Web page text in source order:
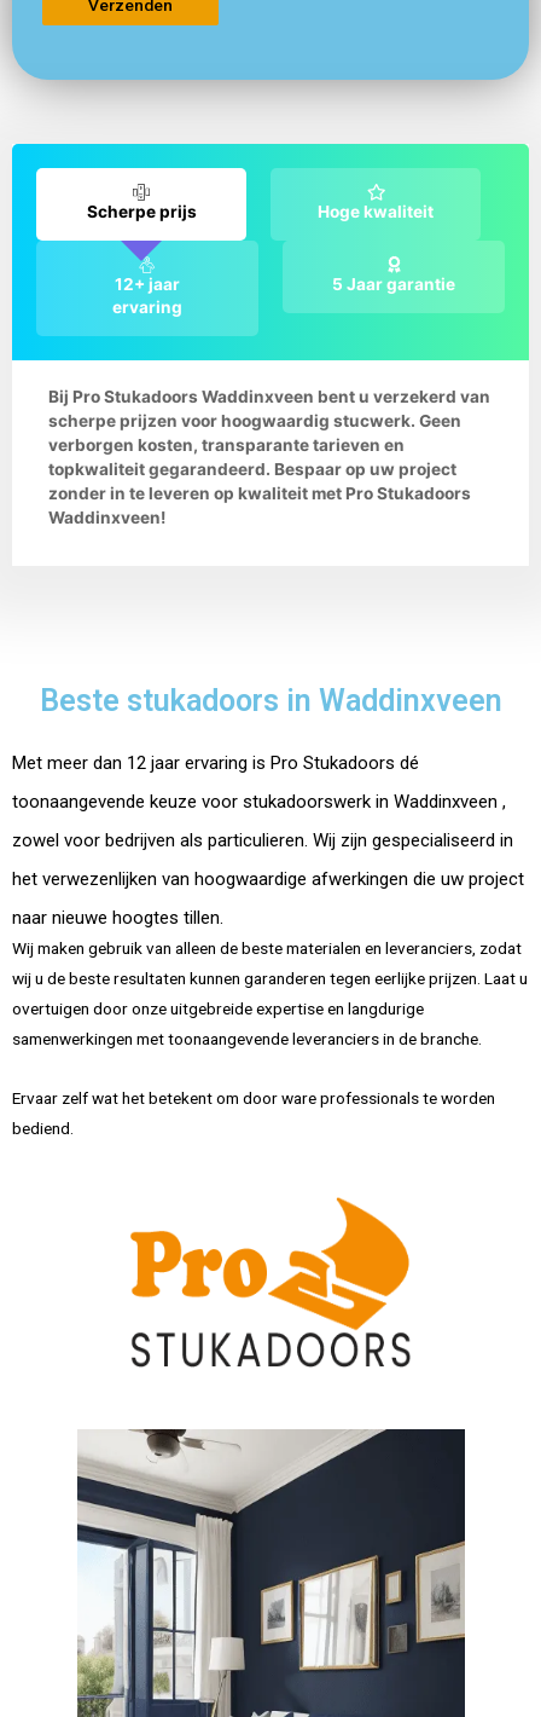
Scherpe prijs Hoge kwaliteit
12+ jaar
ervaring
5 Jaar garantie
Bij Pro Stukadoors Waddinxveen bent u verzekerd van
scherpe prijzen voor hoogwaardig stucwerk. Geen
verborgen kosten, transparante tarieven en
topkwaliteit gegarandeerd. Bespaar op uw project
zonder in te leveren op kwaliteit met Pro Stukadoors
Waddinxveen!
Beste stukadoors in Waddinxveen
Met meer dan 12 jaar ervaring is Pro Stukadoors dé
toonaangevende keuze voor stukadoorswerk in Waddinxveen ,
zowel voor bedrijven als particulieren. Wij zijn gespecialiseerd in
het verwezenlijken van hoogwaardige afwerkingen die uw project
naar nieuwe hoogtes tillen.
Wij maken gebruik van alleen de beste materialen en leveranciers, zodat
wij u de beste resultaten kunnen garanderen tegen eerlijke prijzen. Laat u
overtuigen door onze uitgebreide expertise en langdurige
samenwerkingen met toonaangevende leveranciers in de branche.
Ervaar zelf wat het betekent om door ware professionals te worden
bediend.